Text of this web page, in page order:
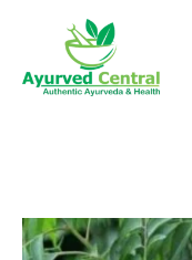
content